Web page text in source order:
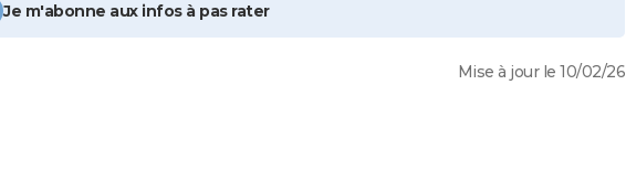
Je m'abonne aux infos à pas rater
Mise à jour le 10/02/26